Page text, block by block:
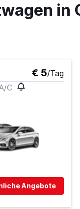
in
€ 5/Tag
C
Angebote